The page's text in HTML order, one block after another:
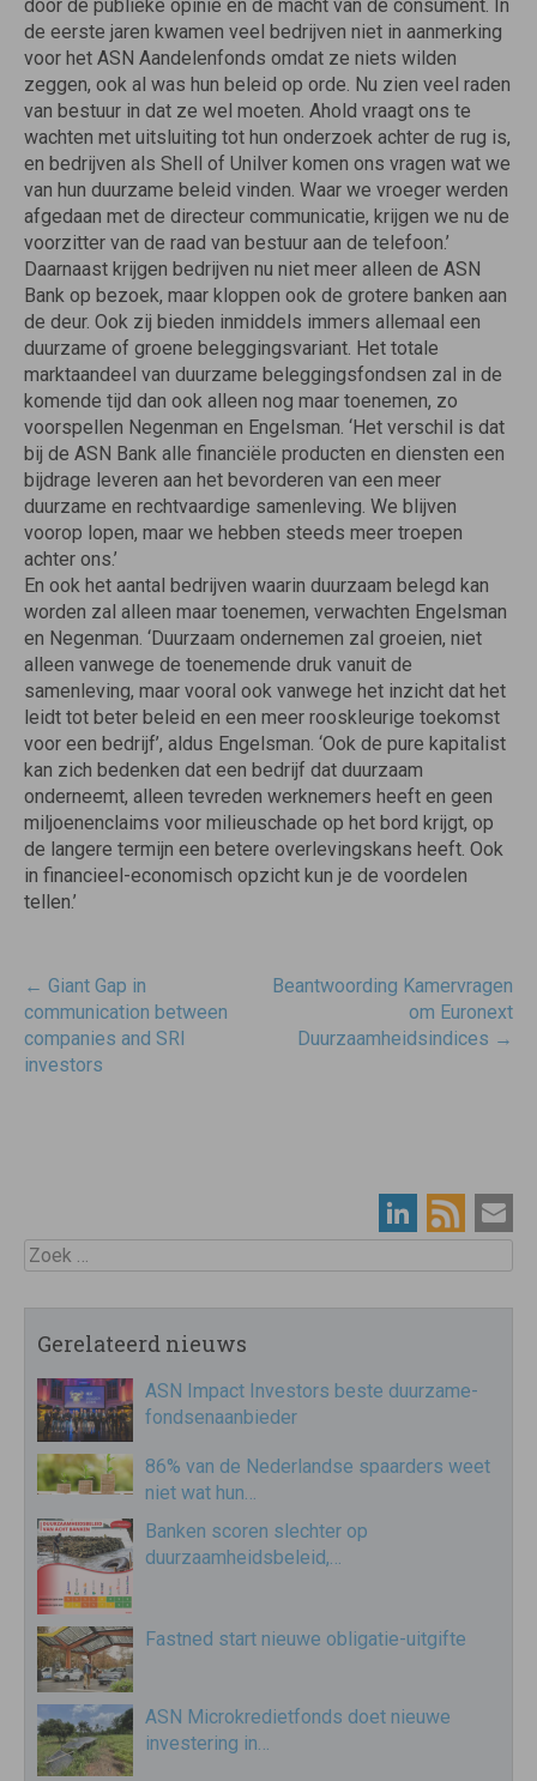
door de publieke opinie en de macht van de consument. In
de eerste jaren kwamen veel bedrijven niet in aanmerking
voor het ASN Aandelenfonds omdat ze niets wilden
zeggen, ook al was hun beleid op orde. Nu zien veel raden
van bestuur in dat ze wel moeten. Ahold vraagt ons te
wachten met uitsluiting tot hun onderzoek achter de rug is,
en bedrijven als Shell of Unilver komen ons vragen wat we
van hun duurzame beleid vinden. Waar we vroeger werden
afgedaan met de directeur communicatie, krijgen we nu de
voorzitter van de raad van bestuur aan de telefoon.’
Daarnaast krijgen bedrijven nu niet meer alleen de ASN
Bank op bezoek, maar kloppen ook de grotere banken aan
de deur. Ook zij bieden inmiddels immers allemaal een
duurzame of groene beleggingsvariant. Het totale
marktaandeel van duurzame beleggingsfondsen zal in de
komende tijd dan ook alleen nog maar toenemen, zo
voorspellen Negenman en Engelsman. ‘Het verschil is dat
bij de ASN Bank alle financiële producten en diensten een
bijdrage leveren aan het bevorderen van een meer
duurzame en rechtvaardige samenleving. We blijven
voorop lopen, maar we hebben steeds meer troepen
achter ons.’
En ook het aantal bedrijven waarin duurzaam belegd kan
worden zal alleen maar toenemen, verwachten Engelsman
en Negenman. ‘Duurzaam ondernemen zal groeien, niet
alleen vanwege de toenemende druk vanuit de
samenleving, maar vooral ook vanwege het inzicht dat het
leidt tot beter beleid en een meer rooskleurige toekomst
voor een bedrijf’, aldus Engelsman. ‘Ook de pure kapitalist
kan zich bedenken dat een bedrijf dat duurzaam
onderneemt, alleen tevreden werknemers heeft en geen
miljoenenclaims voor milieuschade op het bord krijgt, op
de langere termijn een betere overlevingskans heeft. Ook
in financieel-economisch opzicht kun je de voordelen
tellen.’
Post
navigatie
← Giant Gap in
communication between
companies and SRI
investors
Beantwoording Kamervragen
om Euronext
Duurzaamheidsindices →
Zoek
Gerelateerd nieuws
ASN Impact Investors beste duurzame-
fondsenaanbieder
86% van de Nederlandse spaarders weet
niet wat hun…
Banken scoren slechter op
duurzaamheidsbeleid,…
Fastned start nieuwe obligatie-uitgifte
ASN Microkredietfonds doet nieuwe
investering in…